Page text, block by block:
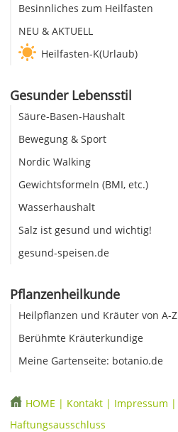
Besinnliches zum Heilfasten
NEU & AKTUELL
Heilfasten-K(Urlaub)
Gesunder Lebensstil
Säure-Basen-Haushalt
Bewegung & Sport
Nordic Walking
Gewichtsformeln (BMI, etc.)
Wasserhaushalt
Salz ist gesund und wichtig!
gesund-speisen.de
Pflanzenheilkunde
Heilpflanzen und Kräuter von A-Z
Berühmte Kräuterkundige
Meine Gartenseite: botanio.de
HOME | Kontakt | Impressum |
Haftungsausschluss